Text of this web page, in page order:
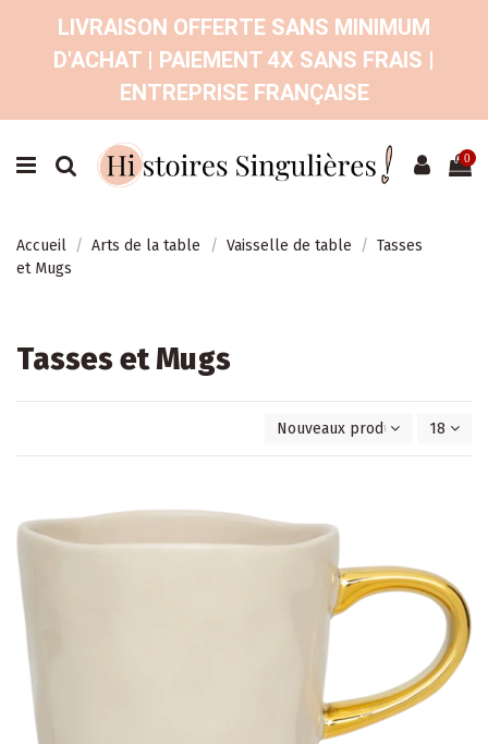
LIVRAISON OFFERTE SANS MINIMUM
D'ACHAT | PAIEMENT 4X SANS FRAIS |
ENTREPRISE FRANÇAISE
0
Accueil Arts de la table Vaisselle de table
Tasses
et Mugs
Tasses et Mugs
Nouveaux produits en18